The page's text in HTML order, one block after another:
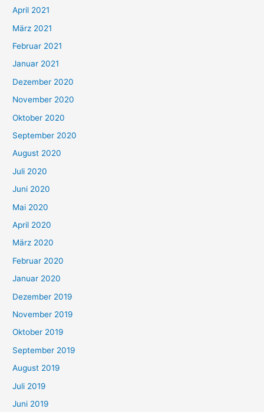
:
April 2021
März 2021
Februar 2021
Januar 2021
Dezember 2020
November 2020
Oktober 2020
September 2020
August 2020
Juli 2020
Juni 2020
Mai 2020
April 2020
März 2020
Februar 2020
Januar 2020
Dezember 2019
November 2019
Oktober 2019
September 2019
August 2019
Juli 2019
Juni 2019